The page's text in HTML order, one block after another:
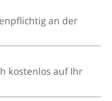
an der
kostenlos auf Ihr